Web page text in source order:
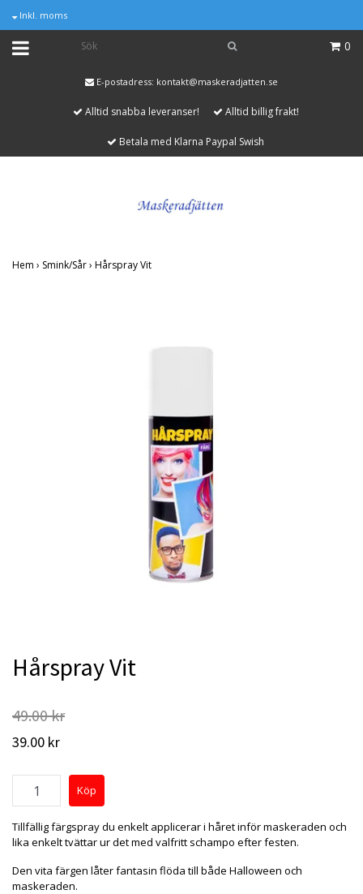
Inkl. moms
0
E-postadress: kontakt@maskeradjatten.se
Alltid snabba leveranser! Alltid billig frakt!
Betala med Klarna Paypal Swish
Hem › Smink/Sår› Hårspray Vit
Hårspray Vit
49.00 kr
39.00 kr
Tillfällig färgspray du enkelt applicerar i håret inför maskeraden och
lika enkelt tvättar ur det med valfritt schampo efter festen.
Den vita färgen låter fantasin flöda till både Halloween och
maskeraden.